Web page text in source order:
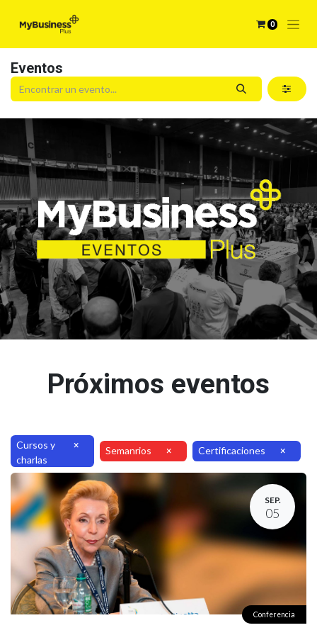
0
Eventos
Próximos eventos
Cursos y
charlas
× Semanrios × Certificaciones ×
SEP.
05
Conferencia